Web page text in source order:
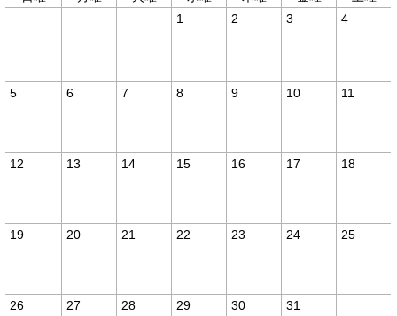
1
2 3 4
5 6 7 8 9 10 11
12 13 14 15 16 17 18
19 20 21 22 23 24 25
26 27 28 29 30 31